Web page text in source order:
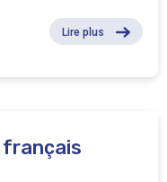
Lire plus
français